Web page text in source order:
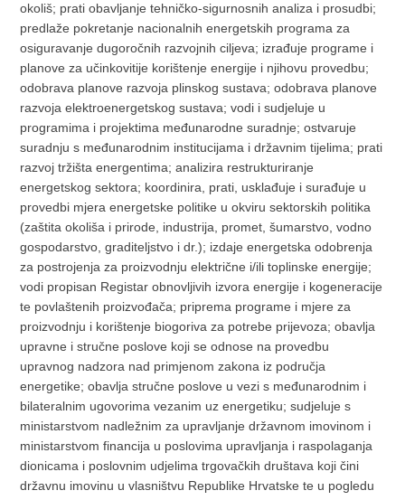
okoliš; prati obavljanje tehničko-sigurnosnih analiza i prosudbi;
predlaže pokretanje nacionalnih energetskih programa za
osiguravanje dugoročnih razvojnih ciljeva; izrađuje programe i
planove za učinkovitije korištenje energije i njihovu provedbu;
odobrava planove razvoja plinskog sustava; odobrava planove
razvoja elektroenergetskog sustava; vodi i sudjeluje u
programima i projektima međunarodne suradnje; ostvaruje
suradnju s međunarodnim institucijama i državnim tijelima; prati
razvoj tržišta energentima; analizira restrukturiranje
energetskog sektora; koordinira, prati, usklađuje i surađuje u
provedbi mjera energetske politike u okviru sektorskih politika
(zaštita okoliša i prirode, industrija, promet, šumarstvo, vodno
gospodarstvo, graditeljstvo i dr.); izdaje energetska odobrenja
za postrojenja za proizvodnju električne i/ili toplinske energije;
vodi propisan Registar obnovljivih izvora energije i kogeneracije
te povlaštenih proizvođača; priprema programe i mjere za
proizvodnju i korištenje biogoriva za potrebe prijevoza; obavlja
upravne i stručne poslove koji se odnose na provedbu
upravnog nadzora nad primjenom zakona iz područja
energetike; obavlja stručne poslove u vezi s međunarodnim i
bilateralnim ugovorima vezanim uz energetiku; sudjeluje s
ministarstvom nadležnim za upravljanje državnom imovinom i
ministarstvom financija u poslovima upravljanja i raspolaganja
dionicama i poslovnim udjelima trgovačkih društava koji čini
državnu imovinu u vlasništvu Republike Hrvatske te u pogledu